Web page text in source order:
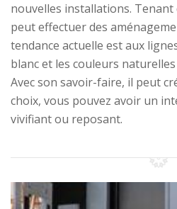
nouvelles installations.
peut effectuer des
tendance actuelle est aux
blanc et les couleurs
Avec son savoir-faire, il peut
choix, vous pouvez avoir un
vivifiant ou reposant.